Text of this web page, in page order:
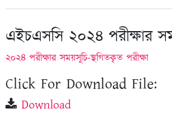
এইচএসসি ২০২৪ পরীক্ষার
২০২৪ পরীক্ষার সময়সূচি-স্থগিতকৃত পরীক্ষা
Click For Download File:
Download